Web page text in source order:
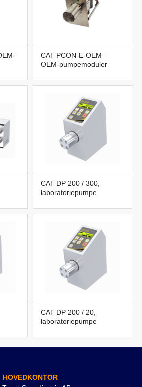
CAT PCON-E-OEM –
OEM-pumpemoduler
CAT DP 200 / 300,
laboratoriepumpe
CAT DP 200 / 20,
laboratoriepumpe
HOVEDKONTOR